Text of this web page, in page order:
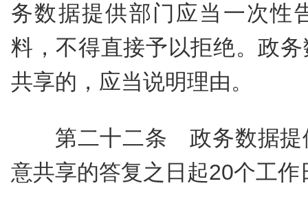
务数据提供部门应当一次性
料，不得直接予以拒绝。政
共享的，应当说明理由。
第二十二条 政务数据提
意共享的答复之日起20个工